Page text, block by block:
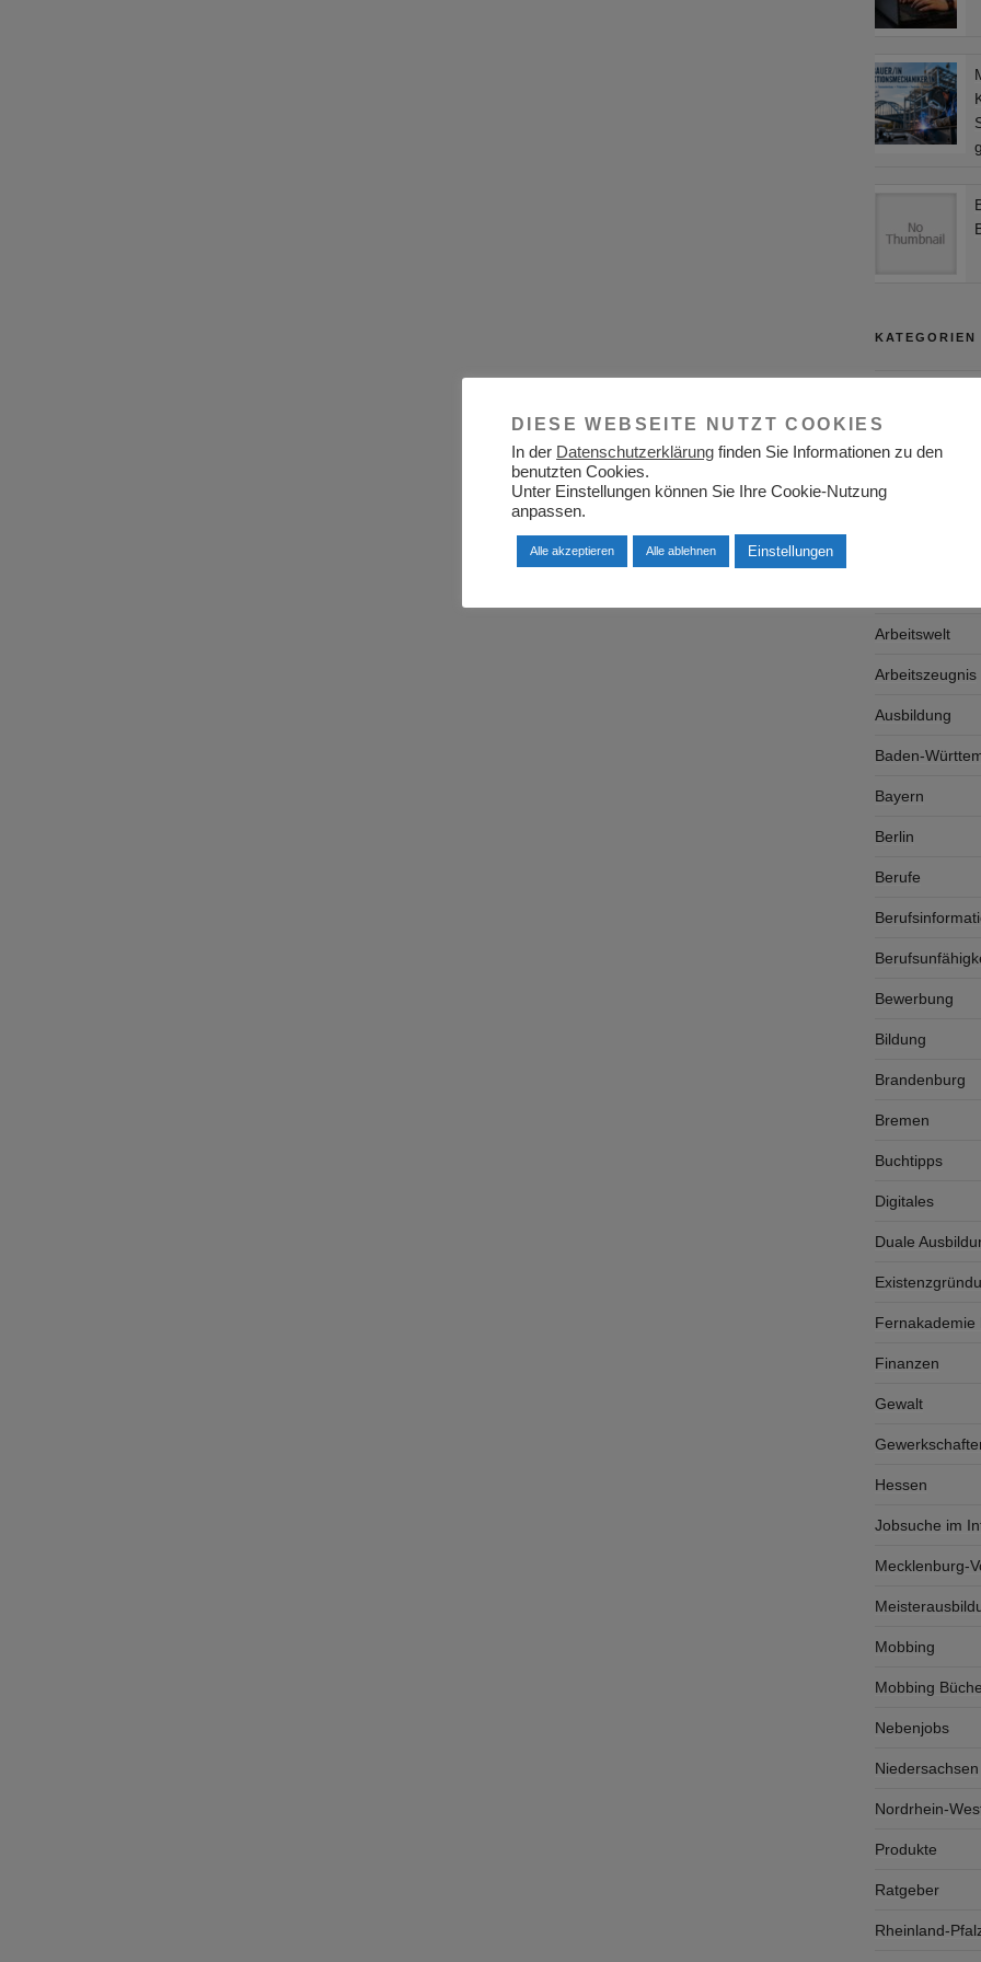
KATEGORIEN
Aktuelles
Arbeitswelt
Arbeitszeugnis
Ausbildung
Baden-
Bayern
Berlin
Berufe
Bewerbung
Bildung
Brandenburg
Bremen
Buchtipps
Digitales
Duale
Fernakademie
Finanzen
Gewalt
Hessen
Jobsuche im
Mecklenburg-
Mobbing
Mobbing
Nebenjobs
Niedersachsen
Nordrhein-
Produkte
Ratgeber
Rheinland-
DIESE WEBSEITE NUTZT COOKIES
In der Datenschutzerklärung finden Sie Informationen zu den
benutzten Cookies.
Unter Einstellungen können Sie Ihre Cookie-Nutzung
anpassen.
Alle akzeptieren Alle ablehnen Einstellungen